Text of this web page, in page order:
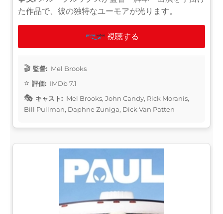
た作品で、彼の独特なユーモアが光ります。
視聴する
監督: Mel Brooks
評価: IMDb 7.1
キャスト: Mel Brooks, John Candy, Rick Moranis,
Bill Pullman, Daphne Zuniga, Dick Van Patten